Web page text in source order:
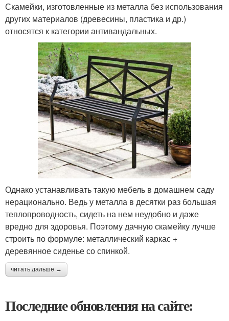
Скамейки, изготовленные из металла без использования
других материалов (древесины, пластика и др.)
относятся к категории антивандальных.
Однако устанавливать такую мебель в домашнем саду
нерационально. Ведь у металла в десятки раз большая
теплопроводность, сидеть на нем неудобно и даже
вредно для здоровья. Поэтому дачную скамейку лучше
строить по формуле: металлический каркас +
деревянное сиденье со спинкой.
читать дальше →
Последние обновления на сайте: